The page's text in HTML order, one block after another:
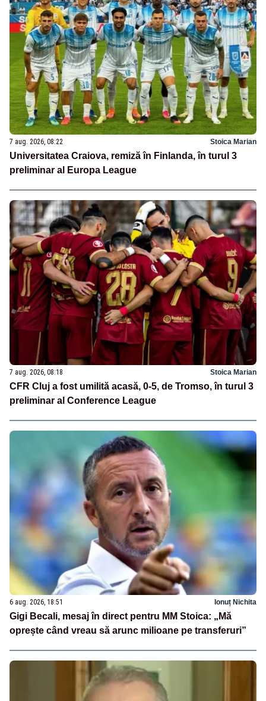
7 aug. 2026, 08:22 Stoica Marian
Universitatea Craiova, remiză în Finlanda, în turul 3
preliminar al Europa League
7 aug. 2026, 08:18 Stoica Marian
CFR Cluj a fost umilită acasă, 0-5, de Tromso, în turul 3
preliminar al Conference League
6 aug. 2026, 18:51 Ionuț Nichita
Gigi Becali, mesaj în direct pentru MM Stoica: „Mă
oprește când vreau să arunc milioane pe transferuri”